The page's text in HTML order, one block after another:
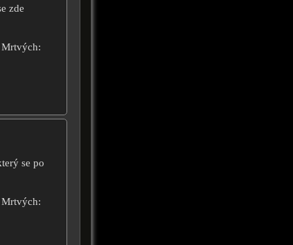
zde
Mrtvých:
se po
Mrtvých: